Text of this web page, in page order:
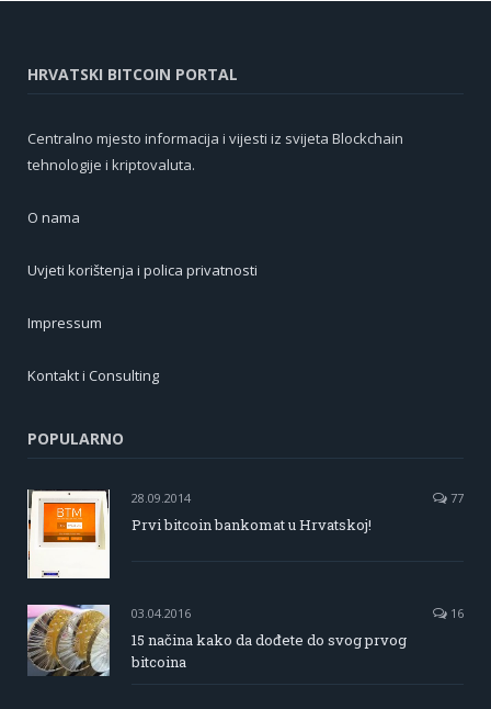
HRVATSKI BITCOIN PORTAL
Centralno mjesto informacija i vijesti iz svijeta Blockchain
tehnologije i kriptovaluta.
O nama
Uvjeti korištenja i polica privatnosti
Impressum
Kontakt i Consulting
POPULARNO
28.09.2014 77
Prvi bitcoin bankomat u Hrvatskoj!
03.04.2016 16
15 načina kako da dođete do svog prvog
bitcoina